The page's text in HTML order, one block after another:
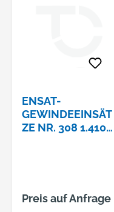
ENSAT-
GEWINDEEINSÄT
ZE NR. 308 1.4105
Preis auf Anfrage